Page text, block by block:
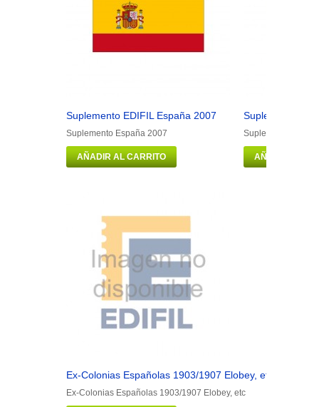
Suplemento EDIFIL España 2007
Suplemento España 2007
AÑADIR AL CARRITO
Suplemento
Suplemento
AÑADIR AL
Ex-Colonias Españolas 1903/1907 Elobey, etc
Ex-Colonias Españolas 1903/1907 Elobey, etc